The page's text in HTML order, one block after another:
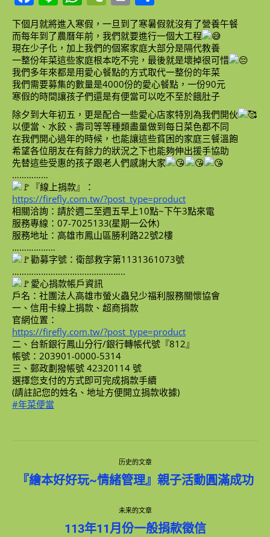
下個月就將進入寒假，一旦到了寒暑假就沒有了營養午餐
而每年到了農曆年前，我們就要進行一個大工程
現在少子化，加上我們的個案家庭大部分是隔代教養
一整份年菜這些家庭根本吃不完，最後就是壞掉很可惜
我們多年來都是用愛心餐點的方式取代一整份的年菜
我們需要募集的數量是4000份的愛心餐點，一份90元
寒假的時間讓孩子們還是有便當可以吃不至於餓肚子
除夕到大年初五，更是配合一些愛心店家特別為我們開伙
以便當、水餃、壽司等等種類盡量做到每日菜色都不同
在我們開心過年的時候，也能讓這些貧困的家庭三餐溫飽
希望各位朋友在有餘力的狀況之下也能夠伸出援手協助
先替這些受惠的孩子跟老人們感謝大家
……………
『線上捐款』：
https://firefly.com.tw/?post_type=product
相關洽詢：請於週二至週五早上10點~下午3點來電
服務專線：07-7025133(星期一公休)
服務地址：高雄市鳳山區勝利路22號2樓
………………
勸募字號：衛部救字第1131361073號
………………………………………..
愛心捐款帳戶資訊
戶名：社團法人高雄市螢火蟲兒少福利服務關懷協會
一、信用卡線上捐款、超商捐款
官網位置：
https://firefly.com.tw/?post_type=product
二、台新銀行鳳山分行/銀行轉帳代號『812』
帳號：203901-0000-5314
三、郵政劃撥帳號 42320114 號
選擇您支付的方式即可完成捐款手續
(請註記您的姓名、地址方便開立捐款收據)
#年菜便當
章
历史的文章
历
文
章：
『繪本好好玩~情緒管理』親子活動圓滿成功
未来的文章
未
113年11月份一般捐款徵信